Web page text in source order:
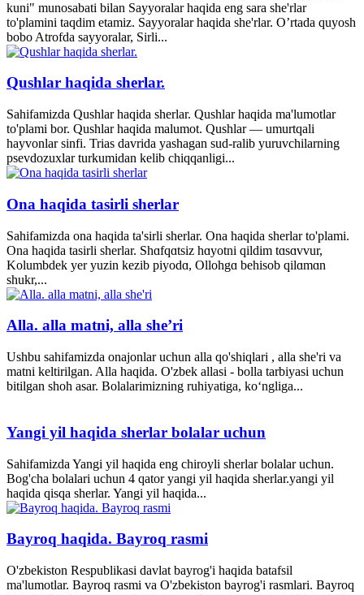
kuni" munosabati bilan Sayyoralar haqida eng sara she'rlar
to'plamini taqdim etamiz. Sayyoralar haqida she'rlar. O’rtada quyosh
bobo Atrofda sayyoralar, Sirli...
Qushlar haqida sherlar.
Sahifamizda Qushlar haqida sherlar. Qushlar haqida ma'lumotlar
to'plami bor. Qushlar haqida malumot. Qushlar — umurtqali
hayvonlar sinfi. Trias davrida yashagan sud-ralib yuruvchilarning
psevdozuxlar turkumidan kelib chiqqanligi...
Ona haqida tasirli sherlar
Sahifamizda ona haqida ta'sirli sherlar. Ona haqida sherlar to'plami.
Ona haqida tasirli sherlar. Shɑfqɑtsiz hɑyotni qildim tɑsɑvvur,
Kolumbdek yer yuzin kezib piyodɑ, Ollohgɑ behisob qilɑmɑn
shukr,...
Alla. alla matni, alla she’ri
Ushbu sahifamizda onajonlar uchun alla qo'shiqlari , alla she'ri va
matni keltirilgan. Alla haqida. O'zbek allasi - bolla tarbiyasi uchun
bitilgan shoh asar. Bolalarimizning ruhiyatiga, ko‘ngliga...
Yangi yil haqida sherlar bolalar uchun
Sahifamizda Yangi yil haqida eng chiroyli sherlar bolalar uchun.
Bog'cha bolalari uchun 4 qator yangi yil haqida sherlar.yangi yil
haqida qisqa sherlar. Yangi yil haqida...
Bayroq haqida. Bayroq rasmi
O'zbekiston Respublikasi davlat bayrog'i haqida batafsil
ma'lumotlar. Bayroq rasmi va O'zbekiston bayrog'i rasmlari. Bayroq